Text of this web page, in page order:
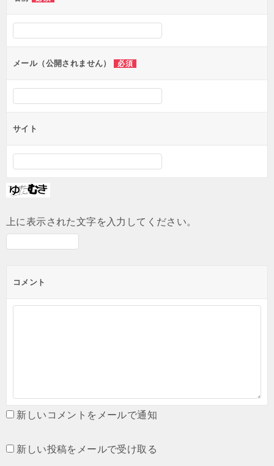
ー
シ
ンメール（公開されません） 必須
サイト
上に表示された文字を入力してください。
コメント
新しいコメントをメールで通知
新しい投稿をメールで受け取る